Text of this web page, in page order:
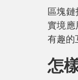
區塊
實境應
有趣的
怎